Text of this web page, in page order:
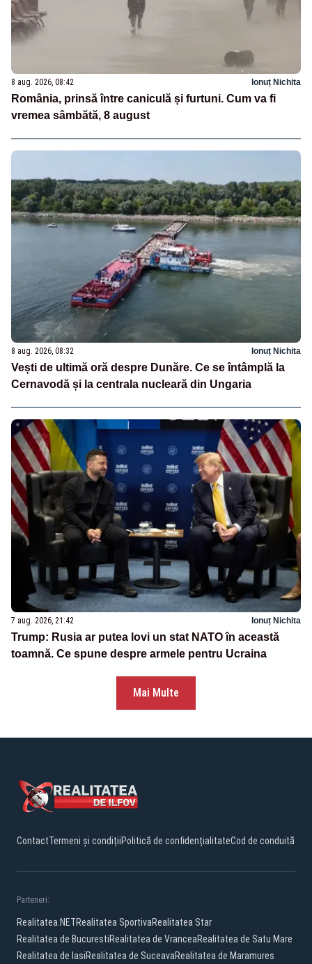
8 aug. 2026, 08:42 Ionuț Nichita
România, prinsă între caniculă și furtuni. Cum va fi
vremea sâmbătă, 8 august
8 aug. 2026, 08:32 Ionuț Nichita
Vești de ultimă oră despre Dunăre. Ce se întâmplă la
Cernavodă și la centrala nucleară din Ungaria
7 aug. 2026, 21:42 Ionuț Nichita
Trump: Rusia ar putea lovi un stat NATO în această
toamnă. Ce spune despre armele pentru Ucraina
Mai Multe
ContactTermeni și condițiiPolitică de confidențialitateCod de conduită
Parteneri:
Realitatea.NETRealitatea SportivaRealitatea Star
Realitatea de BucurestiRealitatea de VranceaRealitatea de Satu Mare
Realitatea de IasiRealitatea de SuceavaRealitatea de Maramures